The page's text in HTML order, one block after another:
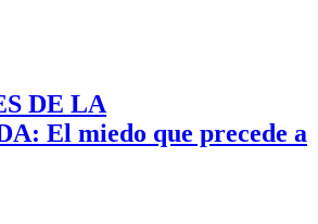
DE LA
El miedo que precede a